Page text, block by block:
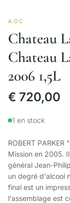
AOC
Chateau
Chateau
2006 1,5L
€ 720,00
1 en stock
ROBERT
Mission en 2005.
général Jean-
un degré d'alcool
final est un
l'assemblage est